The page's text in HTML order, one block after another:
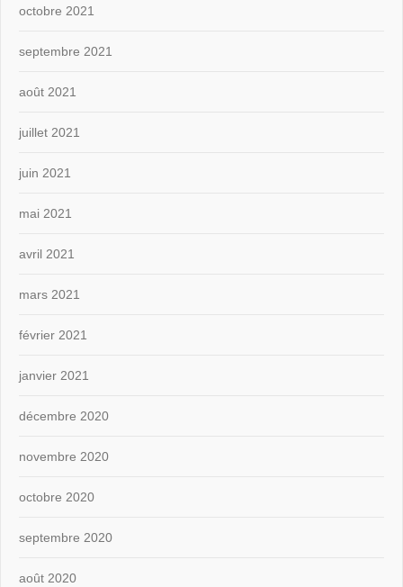
octobre 2021
septembre 2021
août 2021
juillet 2021
juin 2021
mai 2021
avril 2021
mars 2021
février 2021
janvier 2021
décembre 2020
novembre 2020
octobre 2020
septembre 2020
août 2020